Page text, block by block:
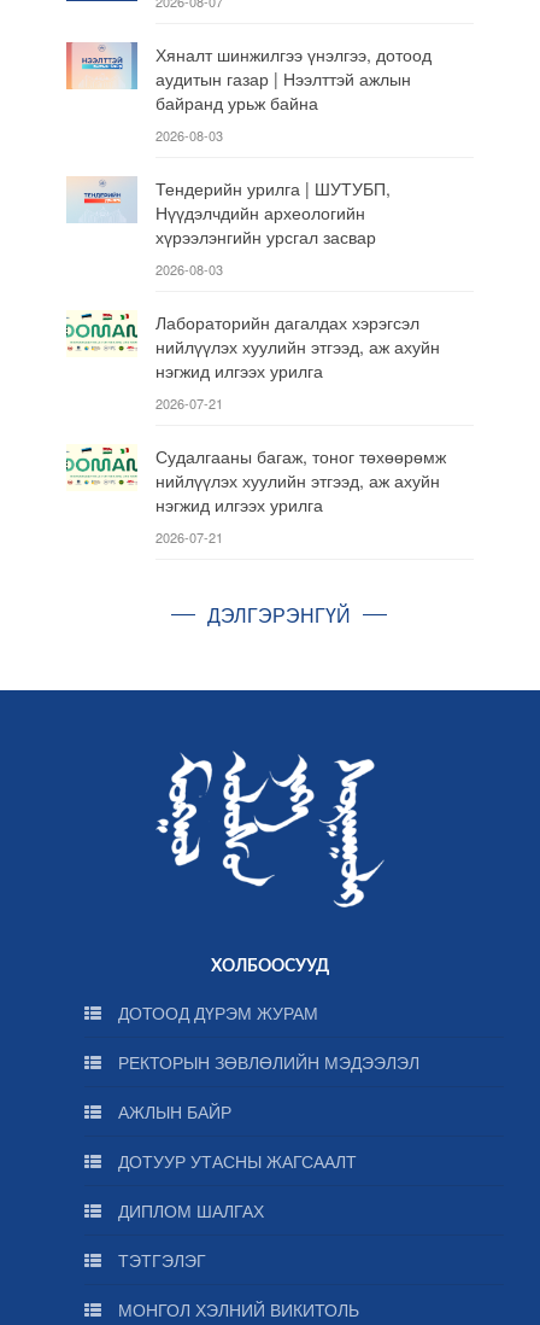
Хяналт шинжилгээ үнэлгээ, дотоод
аудитын газар | Нээлттэй ажлын
байранд урьж байна
2026-08-03
Тендерийн урилга | ШУТУБП,
Нүүдэлчдийн археологийн
хүрээлэнгийн урсгал засвар
2026-08-03
Лабораторийн дагалдах хэрэгсэл
нийлүүлэх хуулийн этгээд, аж ахуйн
нэгжид илгээх урилга
2026-07-21
Судалгааны багаж, тоног төхөөрөмж
нийлүүлэх хуулийн этгээд, аж ахуйн
нэгжид илгээх урилга
2026-07-21
ДЭЛГЭРЭНГҮЙ
ХОЛБООСУУД
ДОТООД ДҮРЭМ ЖУРАМ
РЕКТОРЫН ЗӨВЛӨЛИЙН МЭДЭЭЛЭЛ
АЖЛЫН БАЙР
ДОТУУР УТАСНЫ ЖАГСААЛТ
ДИПЛОМ ШАЛГАХ
ТЭТГЭЛЭГ
МОНГОЛ ХЭЛНИЙ ВИКИТОЛЬ